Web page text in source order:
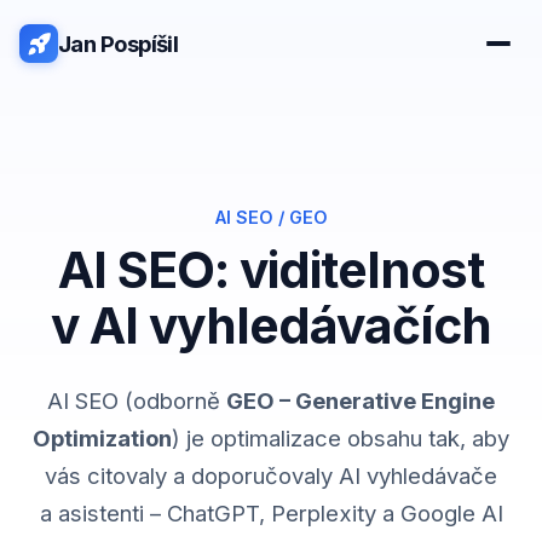
Jan Pospíšil
AI SEO / GEO
AI SEO: viditelnost
v AI vyhledávačích
AI SEO (odborně GEO – Generative Engine
Optimization) je optimalizace obsahu tak, aby
vás citovaly a doporučovaly AI vyhledávače
a asistenti – ChatGPT, Perplexity a Google AI